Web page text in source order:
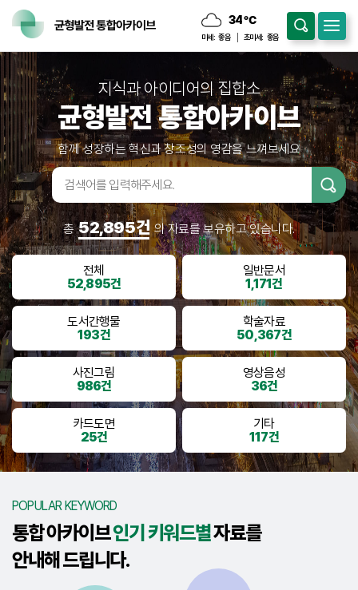
34℃
구름많음
미세: 좋음 초미세: 좋음
지식과 아이디어의 집합소
균형발전 통합아카이브
함께 성장하는 혁신과 창조성의 영감을 느껴보세요
검색어입
력
총52,895건 의 자료를 보유하고 있습니다.
전체
52,895건
일반문서
1,171건
도서간행물
193건
학술자료
50,367건
사진그림
986건
영상음성
36건
카드도면
25건
기타
117건
POPULAR KEYWORD
통합 아카이브인기 키워드별자료를
안내해 드립니다.